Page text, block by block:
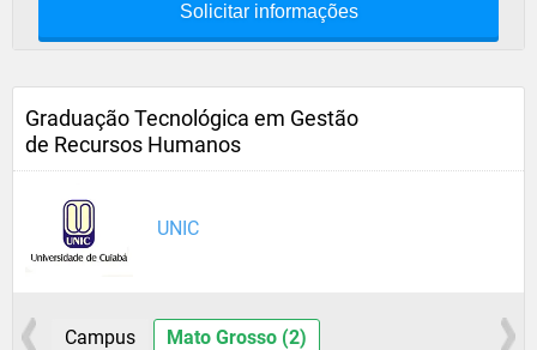
Solicitar informações
Graduação Tecnológica em Gestão
de Recursos Humanos
UNIC
Campus Mato Grosso (2)